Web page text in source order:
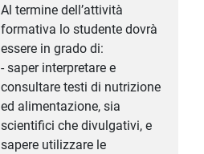
Al termine dell’attività
formativa lo studente dovrà
essere in grado di:
- saper interpretare e
consultare testi di nutrizione
ed alimentazione, sia
scientifici che divulgativi, e
sapere utilizzare le